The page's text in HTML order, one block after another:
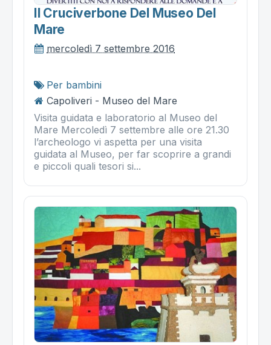
Il Cruciverbone Del Museo Del
Mare
mercoledì 7 settembre 2016
Per bambini
Capoliveri - Museo del Mare
Visita guidata e laboratorio al Museo del
Mare Mercoledì 7 settembre alle ore 21.30
l’archeologo vi aspetta per una visita
guidata al Museo, per far scoprire a grandi
e piccoli quali tesori si...